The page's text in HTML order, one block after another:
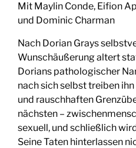
Mit Maylin Conde, Eifion
und Dominic Charman
Nach Dorian Grays
Wunschäußerung altert
Dorians pathologischer
nach sich selbst treiben
und rauschhaften
nächsten –
sexuell, und schließlich
Seine Taten hinterlassen